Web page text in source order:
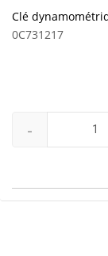
Clé
0C731217
-